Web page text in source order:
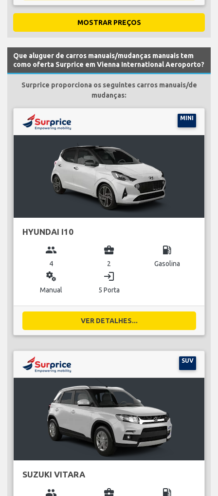
MOSTRAR PREÇOS
Que aluguer de carros manuais/mudanças manuais tem
como oferta Surprice em Vienna International Aeroporto?
Surprice proporciona os seguintes carros manuais/de
mudanças:
MINI
HYUNDAI I10
group
4
business_center
2
local_gas_station
Gasolina
miscellaneous_services
Manual
login
5 Porta
VER DETALHES...
SUV
SUZUKI VITARA
group business_center local_gas_station